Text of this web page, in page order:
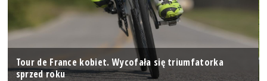
Tour de France kobiet. Wycofała się triumfatorka
sprzed roku